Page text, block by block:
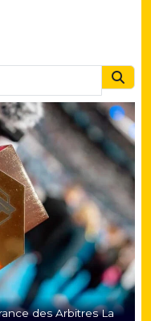
des Arbitres La